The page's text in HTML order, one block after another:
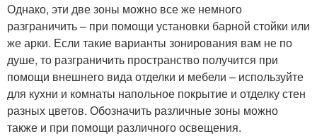
Однако, эти две зоны можно все же немного
разграничить – при помощи установки барной стойки или
же арки. Если такие варианты зонирования вам не по
душе, то разграничить пространство получится при
помощи внешнего вида отделки и мебели – используйте
для кухни и комнаты напольное покрытие и отделку стен
разных цветов. Обозначить различные зоны можно
также и при помощи различного освещения.